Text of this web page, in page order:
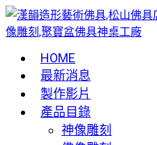
HOME
最新消息
製作影片
產品目錄
神像雕刻